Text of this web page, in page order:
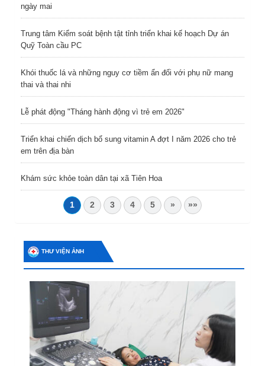
ngày mai
Trung tâm Kiểm soát bệnh tật tỉnh triển khai kế hoạch Dự án
Quỹ Toàn cầu PC
Khói thuốc lá và những nguy cơ tiềm ẩn đối với phụ nữ mang
thai và thai nhi
Lễ phát động "Tháng hành động vì trẻ em 2026"
Triển khai chiến dịch bổ sung vitamin A đợt I năm 2026 cho trẻ
em trên địa bàn
Khám sức khỏe toàn dân tại xã Tiên Hoa
1 2 3 4 5 » »»
THƯ VIỆN ẢNH